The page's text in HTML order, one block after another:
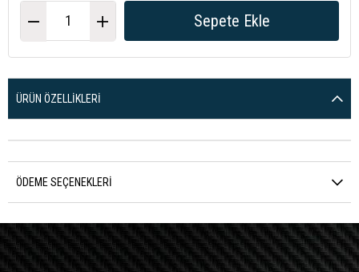
ÜRÜN ÖZELLIKLERI
ÖDEME SEÇENEKLERI